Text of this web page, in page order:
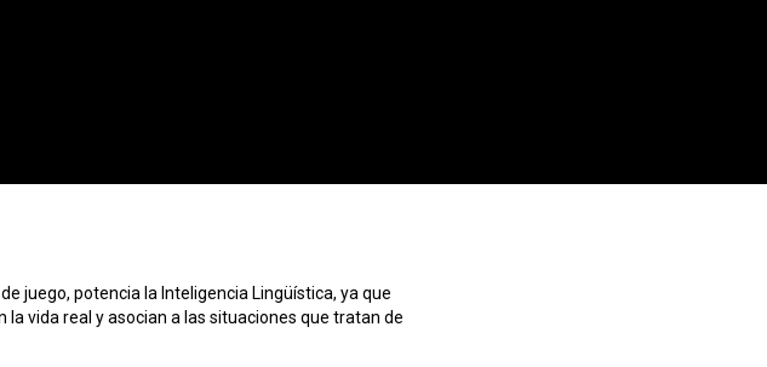
juego, potencia la Inteligencia Lingüística, ya que
vida real y asocian a las situaciones que tratan de